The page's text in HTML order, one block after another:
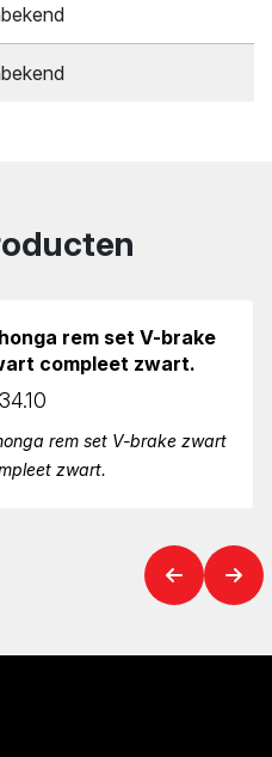
rem set V-brake
compleet zwart.
34.10
rem set V-brake zwart
zwart.